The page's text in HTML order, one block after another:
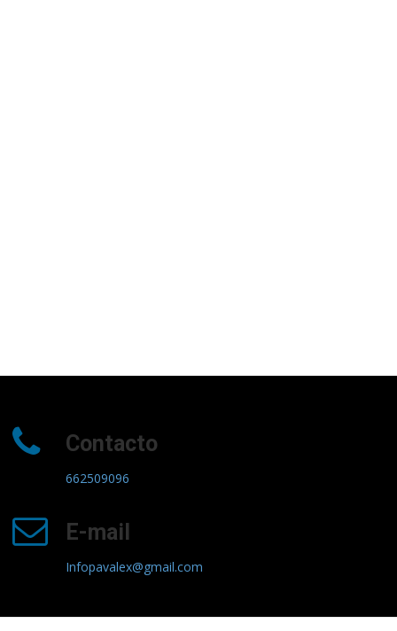
Contacto
662509096
E-mail
Infopavalex@gmail.com